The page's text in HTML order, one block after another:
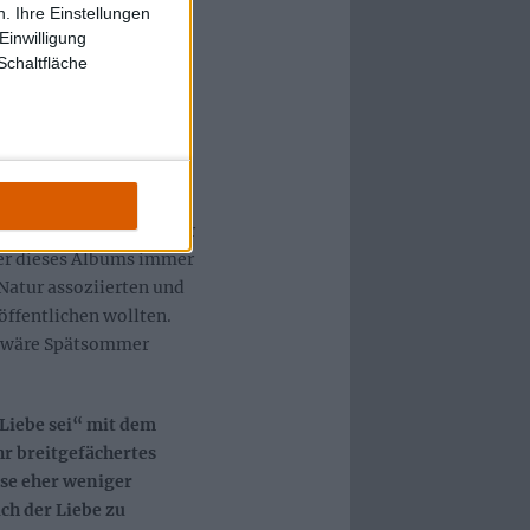
Ihre Einstellungen
ganz bewusst
Abenteuer, das eine
ist dieser Juni-
haben, da wir
dieses Albums immer
assoziierten und
wollten.
Spätsommer
sei“ mit dem
breitgefächertes
eher weniger
der Liebe zu